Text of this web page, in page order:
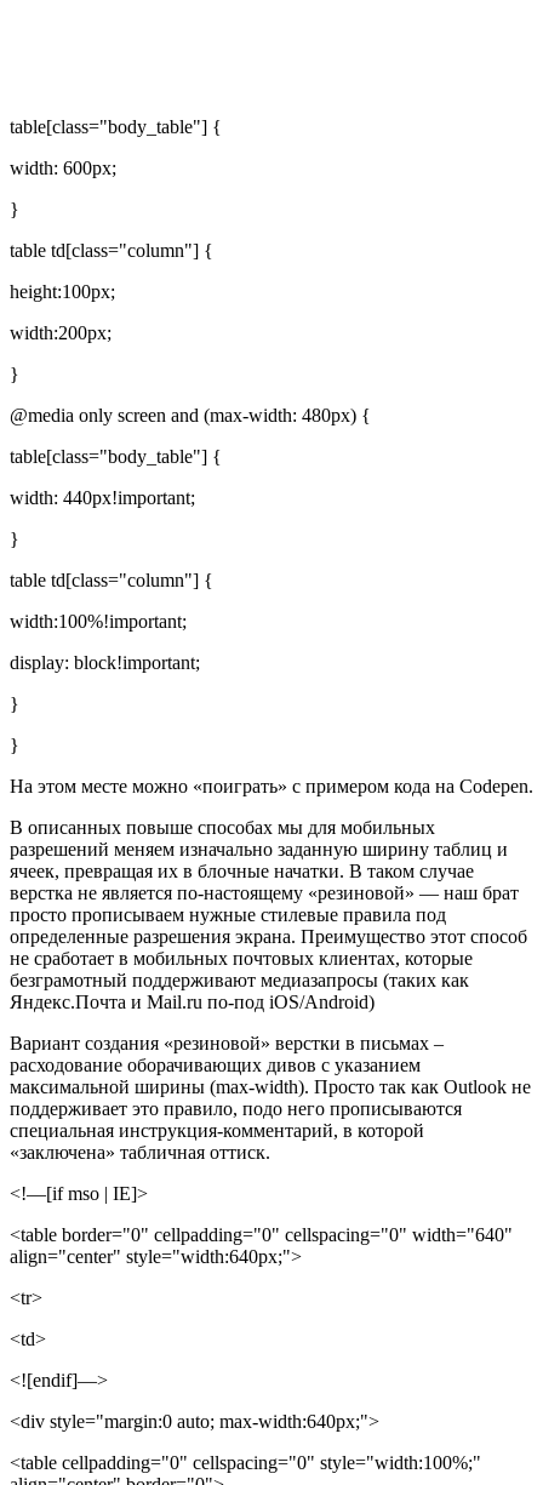
table[class="body_table"] {
width: 600px;
}
table td[class="column"] {
height:100px;
width:200px;
}
@media only screen and (max-width: 480px) {
table[class="body_table"] {
width: 440px!important;
}
table td[class="column"] {
width:100%!important;
display: block!important;
}
}
На этом месте можно «поиграть» с примером кода на Codepen.
В описанных повыше способах мы для мобильных
разрешений меняем изначально заданную ширину таблиц и
ячеек, превращая их в блочные начатки. В таком случае
верстка не является по-настоящему «резиновой» — наш брат
просто прописываем нужные стилевые правила под
определенные разрешения экрана. Преимущество этот способ
не сработает в мобильных почтовых клиентах, которые
безграмотный поддерживают медиазапросы (таких как
Яндекс.Почта и Mail.ru по-под iOS/Android)
Вариант создания «резиновой» верстки в письмах –
расходование оборачивающих дивов с указанием
максимальной ширины (max-width). Просто так как Outlook не
поддерживает это правило, подо него прописываются
специальная инструкция-комментарий, в которой
«заключена» табличная оттиск.
<!—[if mso | IE]>
<table border="0" cellpadding="0" cellspacing="0" width="640"
align="center" style="width:640px;">
<tr>
<td>
<![endif]—>
<div style="margin:0 auto; max-width:640px;">
<table cellpadding="0" cellspacing="0" style="width:100%;"